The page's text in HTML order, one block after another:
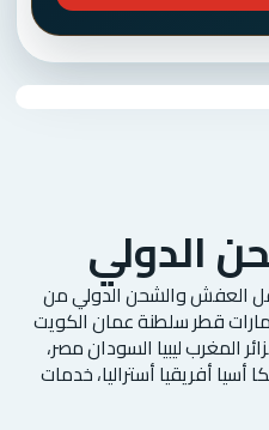
الدولي
العفش والشحن الدولي من
قطر سلطنة عمان الكويت
المغرب ليبيا السودان مصر،
أسيا أفريقيا أستراليا، خدمات